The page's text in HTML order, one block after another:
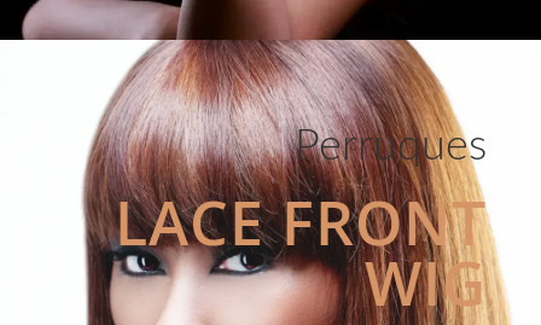
Perruques
LACE FRONT
WIG